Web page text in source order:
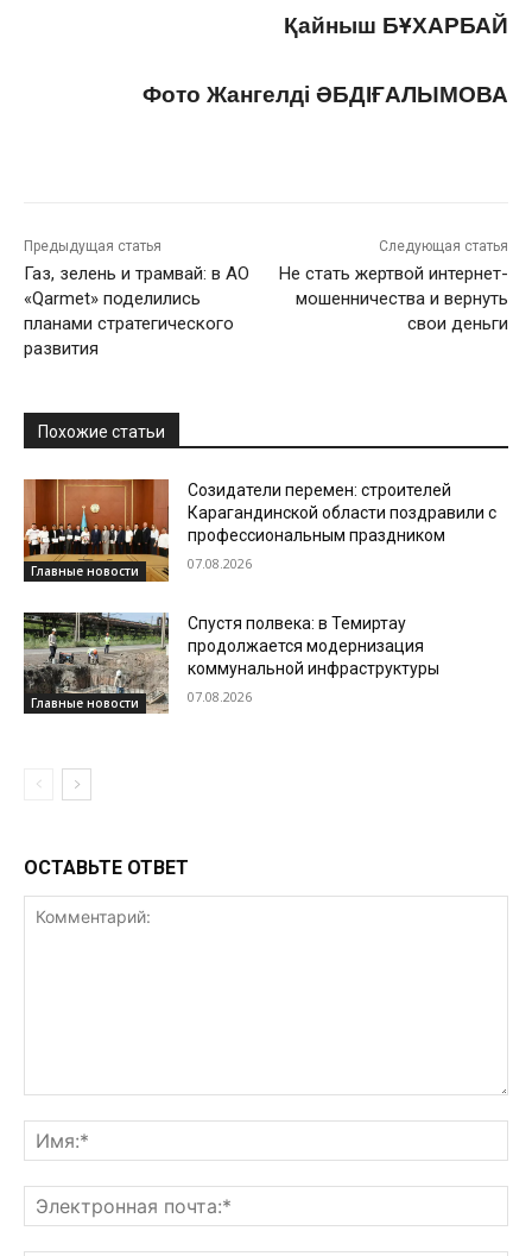
Қайныш БҰХАРБАЙ
Фото Жангелді ӘБДІҒАЛЫМОВА
Предыдущая статья
Газ, зелень и трамвай: в АО
«Qarmet» поделились
планами стратегического
развития
Следующая статья
Не стать жертвой интернет-
мошенничества и вернуть
свои деньги
Похожие статьи
Главные новости
Созидатели перемен: строителей
Карагандинской области поздравили с
профессиональным праздником
07.08.2026
Главные новости
Спустя полвека: в Темиртау
продолжается модернизация
коммунальной инфраструктуры
07.08.2026
ОСТАВЬТЕ ОТВЕТ